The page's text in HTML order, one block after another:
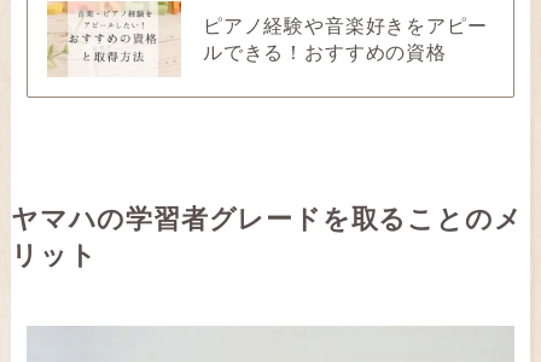
ピアノ経験や音楽好きをアピー
ルできる！おすすめの資格
ヤマハの学習者グレードを取ることのメ
リット